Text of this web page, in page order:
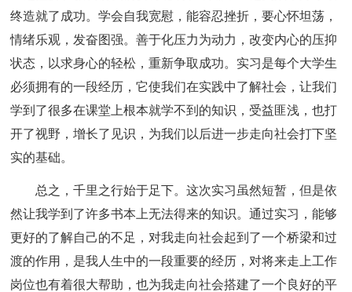
终造就了成功。学会自我宽慰，能容忍挫折，要心怀坦荡，
情绪乐观，发奋图强。善于化压力为动力，改变内心的压抑
状态，以求身心的轻松，重新争取成功。实习是每个大学生
必须拥有的一段经历，它使我们在实践中了解社会，让我们
学到了很多在课堂上根本就学不到的知识，受益匪浅，也打
开了视野，增长了见识，为我们以后进一步走向社会打下坚
实的基础。
总之，千里之行始于足下。这次实习虽然短暂，但是依
然让我学到了许多书本上无法得来的知识。通过实习，能够
更好的了解自己的不足，对我走向社会起到了一个桥梁和过
渡的作用，是我人生中的一段重要的经历，对将来走上工作
岗位也有着很大帮助，也为我走向社会搭建了一个良好的平